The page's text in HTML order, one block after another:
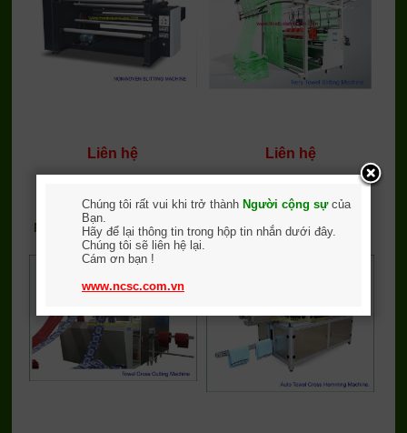
Liên hệ Liên hệ
Máy cắt ngang - may viền
khăn
Máy viền khăn tự động
Chúng tôi rất vui khi trở thành Người cộng sựcủa
Bạn.
Hãy để lại thông tin trong hộp tin nhắn dưới đây.
Chúng tôi sẽ liên hệ lại.
Cám ơn bạn !
www.ncsc.com.vn